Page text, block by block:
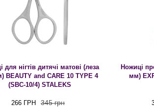
для нігтів дитячі матові (леза
BEAUTY and CARE 10 TYPE 4
(SBC-10/4) STALEKS
266 ГРН 345 грн
Ножиці
мм)